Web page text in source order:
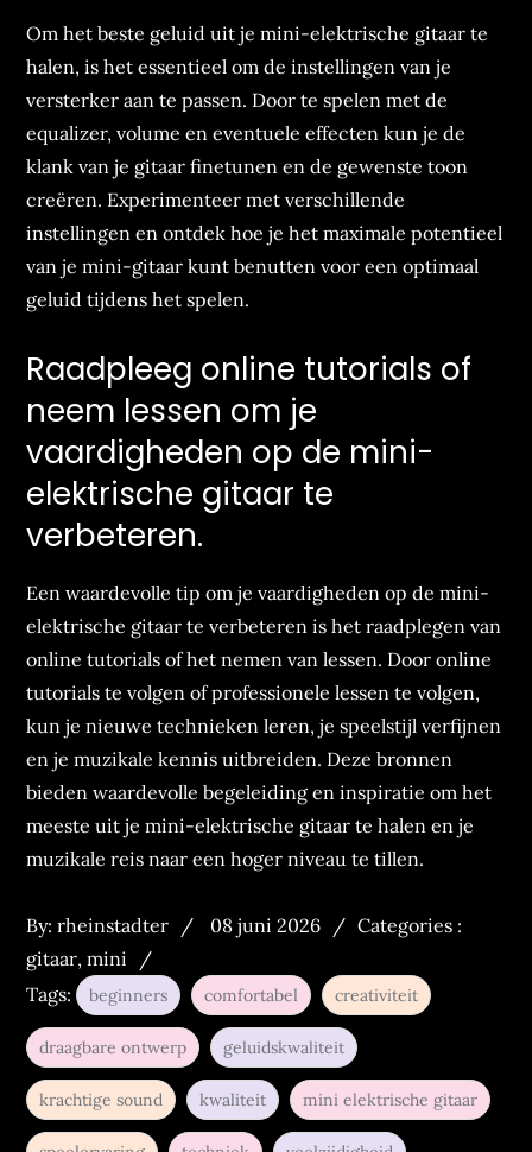
Om het beste geluid uit je mini-elektrische gitaar te
halen, is het essentieel om de instellingen van je
versterker aan te passen. Door te spelen met de
equalizer, volume en eventuele effecten kun je de
klank van je gitaar finetunen en de gewenste toon
creëren. Experimenteer met verschillende
instellingen en ontdek hoe je het maximale potentieel
van je mini-gitaar kunt benutten voor een optimaal
geluid tijdens het spelen.
Raadpleeg online tutorials of
neem lessen om je
vaardigheden op de mini-
elektrische gitaar te
verbeteren.
Een waardevolle tip om je vaardigheden op de mini-
elektrische gitaar te verbeteren is het raadplegen van
online tutorials of het nemen van lessen. Door online
tutorials te volgen of professionele lessen te volgen,
kun je nieuwe technieken leren, je speelstijl verfijnen
en je muzikale kennis uitbreiden. Deze bronnen
bieden waardevolle begeleiding en inspiratie om het
meeste uit je mini-elektrische gitaar te halen en je
muzikale reis naar een hoger niveau te tillen.
By:rheinstadter
Posted
08 juni 2026
Categories
Categories :
gitaar,mini
Tags:
beginners comfortabel creativiteit
draagbare ontwerp geluidskwaliteit
krachtige sound kwaliteit mini elektrische gitaar